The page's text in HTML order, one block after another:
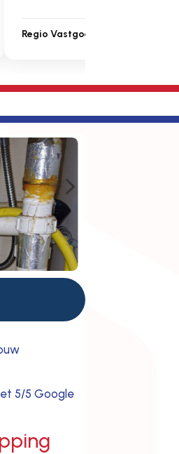
Vastgoedbeheer
5
5/5 Google